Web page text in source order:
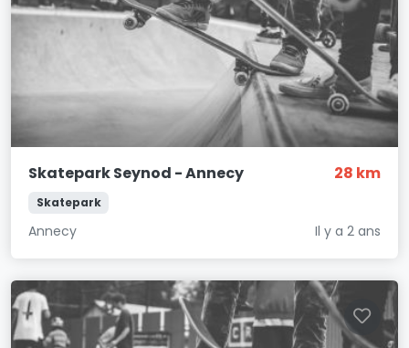
Skatepark Seynod - Annecy 28 km
Skatepark
Annecy Il y a 2 ans